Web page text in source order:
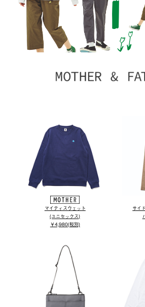
マイティスウェット
(ユニセックス)
￥4,980(税別)
サイ